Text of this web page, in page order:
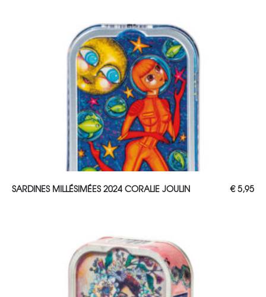
AJOUTER AU PANIER
SARDINES MILLÉSIMÉES 2024 CORALIE JOULIN €5,95